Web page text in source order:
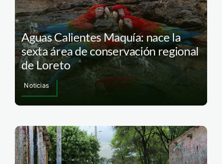
Aguas Calientes Maquía: nace la
sexta área de conservación regional
de Loreto
Noticias